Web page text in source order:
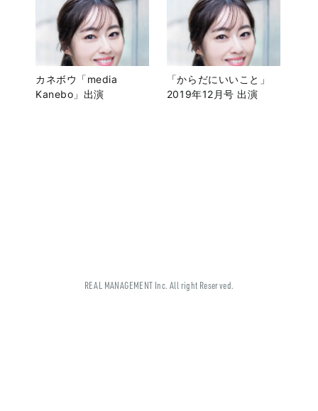
カネボウ「media
Kanebo」出演
「からだにいいこと」
2019年12月号 出演
REAL MANAGEMENT Inc. All right Reserved.